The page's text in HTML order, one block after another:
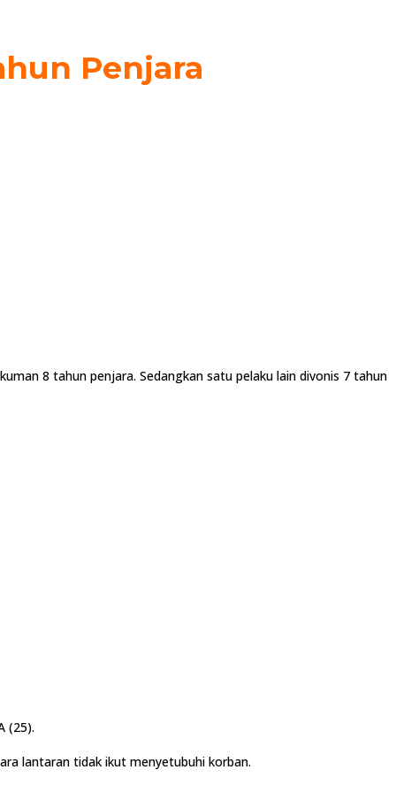
Penjara
8 tahun penjara. Sedangkan satu pelaku lain divonis 7 tahun
(25).
lantaran tidak ikut menyetubuhi korban.